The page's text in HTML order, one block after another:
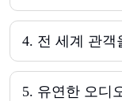
4. 전 세계 관객
5. 유연한 오디